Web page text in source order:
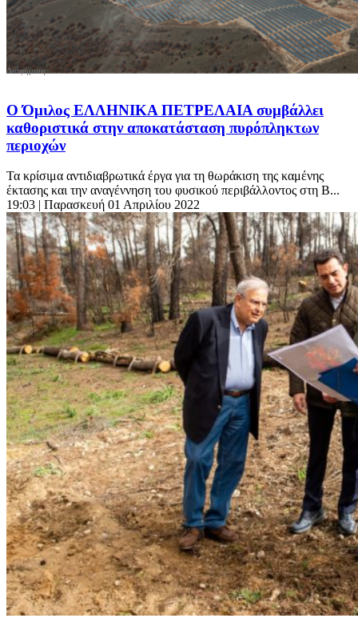
Ο Όμιλος ΕΛΛΗΝΙΚΑ ΠΕΤΡΕΛΑΙΑ συμβάλλει
καθοριστικά στην αποκατάσταση πυρόπληκτων
περιοχών
Τα κρίσιμα αντιδιαβρωτικά έργα για τη θωράκιση της καμένης
έκτασης και την αναγέννηση του φυσικού περιβάλλοντος στη Β...
19:03 | Παρασκευή 01 Απριλίου 2022